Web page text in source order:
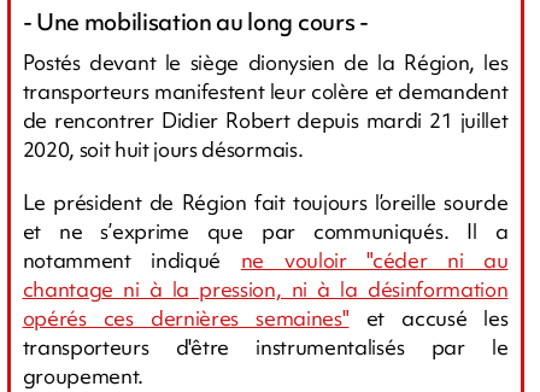
- Une mobilisation au long cours -
Postés devant le siège dionysien de la Région, les
transporteurs manifestent leur colère et demandent
de rencontrer Didier Robert depuis mardi 21 juillet
2020, soit huit jours désormais.
Le président de Région fait toujours l’oreille sourde
et ne s’exprime que par communiqués. Il a
notamment indiqué ne vouloir "céder ni au
chantage ni à la pression, ni à la désinformation
opérés ces dernières semaines" et accusé les
transporteurs d'être instrumentalisés par le
groupement.